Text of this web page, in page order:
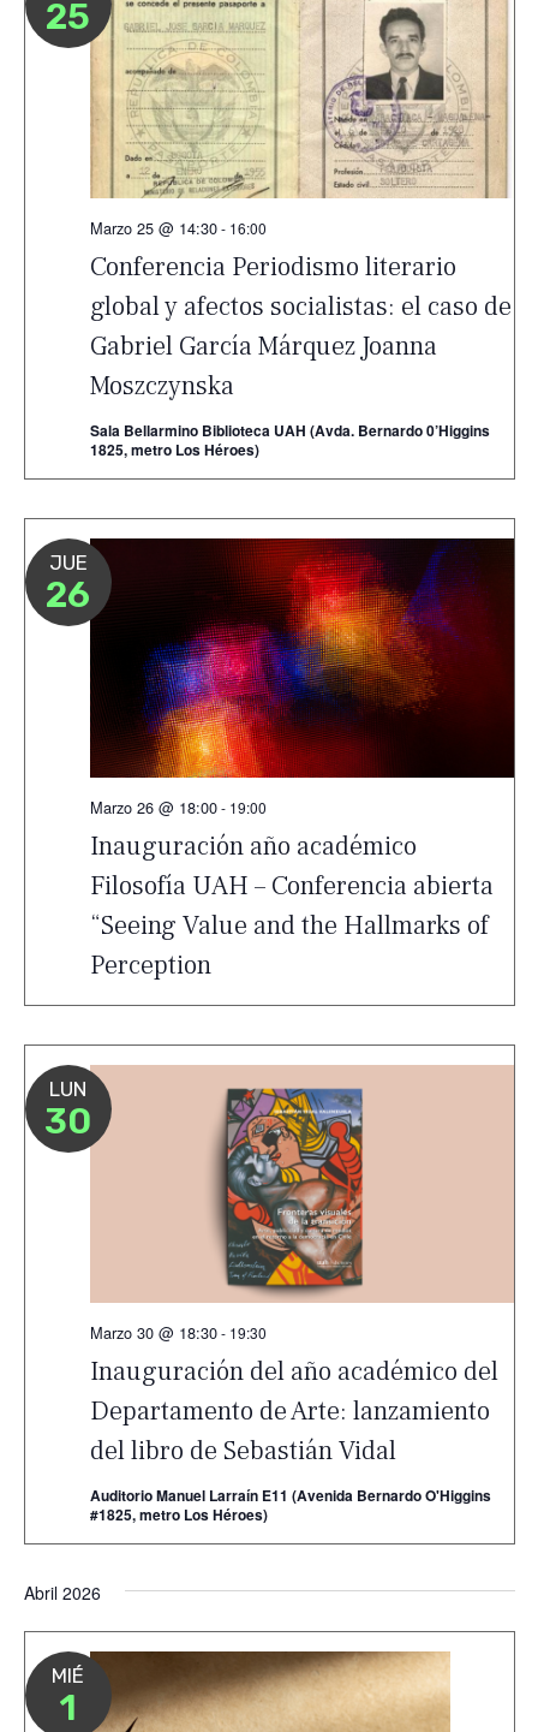
25
Conferencia Periodismo literario
global y afectos socialistas: el caso de
Gabriel García Márquez Joanna
Moszczynska
Marzo 25 @ 14:30- 16:00
Sala Bellarmino Biblioteca UAH (Avda. Bernardo 0’Higgins
1825, metro Los Héroes)
JUE
26
Inauguración año académico
Filosofía UAH – Conferencia abierta
“Seeing Value and the Hallmarks of
Perception
Marzo 26 @ 18:00- 19:00
LUN
30
Inauguración del año académico del
Departamento de Arte: lanzamiento
del libro de Sebastián Vidal
Marzo 30 @ 18:30- 19:30
Auditorio Manuel Larraín E11 (Avenida Bernardo O'Higgins
#1825, metro Los Héroes)
Abril 2026
MIÉ
1